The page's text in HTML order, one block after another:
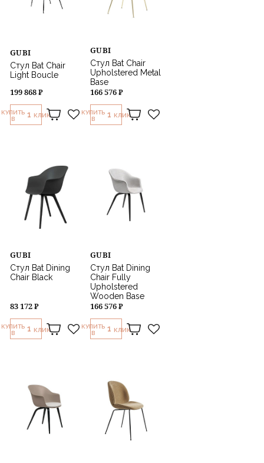
GUBI
Стул Bat Chair
Light Boucle
199 868 ₽
КУПИТЬ
В
1 КЛИК
GUBI
Стул Bat Chair
Upholstered Metal
Base
166 576 ₽
КУПИТЬ
В
1 КЛИК
GUBI
Стул Bat Dining
Chair Black
83 172 ₽
КУПИТЬ
В
1 КЛИК
GUBI
Стул Bat Dining
Chair Fully
Upholstered
Wooden Base
166 576 ₽
КУПИТЬ
В
1 КЛИК